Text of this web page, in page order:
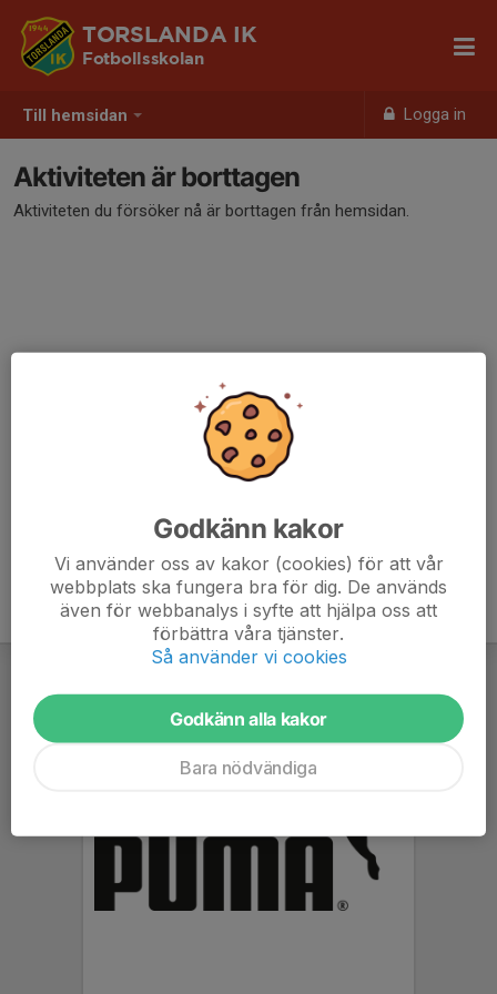
Till hemsidan Logga in
TORSLANDA IK
Fotbollsskolan
Aktiviteten är borttagen
Aktiviteten du försöker nå är borttagen från hemsidan.
Godkänn kakor
Vi använder oss av kakor (cookies) för att vår
webbplats ska fungera bra för dig. De används
även för webbanalys i syfte att hjälpa oss att
förbättra våra tjänster.
Så använder vi cookies
Godkänn alla kakor
Bara nödvändiga